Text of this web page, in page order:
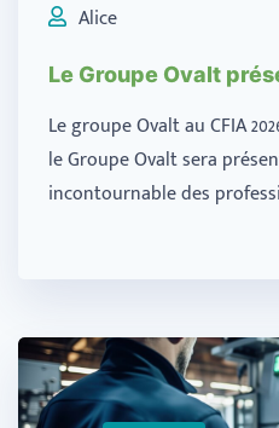
Alice
Le Groupe Ovalt
Le groupe Ovalt au CFIA
le Groupe Ovalt sera
incontournable des